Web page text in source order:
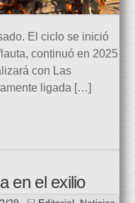
El ciclo se inició
continuó en 2025
con Las
ligada […]
en el exilio